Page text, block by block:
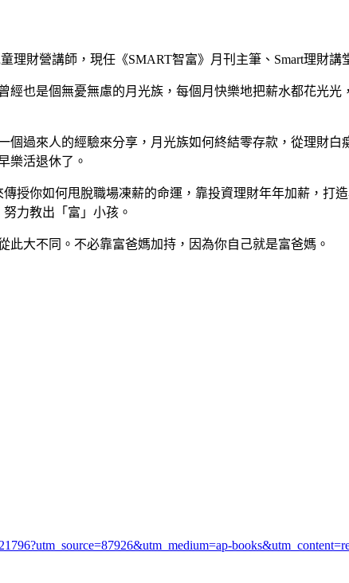
財營講師，現任《SMART智富》月刊主筆、Smart理財講
也是個無憂無慮的月光族，每個月快樂地把薪水都花光
過來人的經驗來分享，月光族如何終結零存款，從理財
樂活退休了。
授你如何甩脫職場凍薪的命運，靠投資理財年年加薪，打
力教出「富」小孩。
大不同。不必靠富爸媽加持，因為你自己就是富爸媽。